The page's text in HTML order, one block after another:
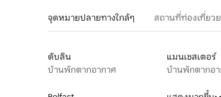
จุดหมายปลายทางใกล้ๆ สถานที่ท่องเที่ยว
ดับลิน
บ้านพักตากอากาศ
แมนเชสเตอร์
บ้านพักตากอา